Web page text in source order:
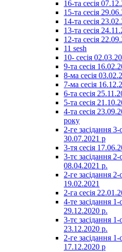
16-та сесія
15-та сесія
14-та сесія
13-та сесія
12-та сесія
11 sesh
10- сесія
9-та сесія
8-ма сесія
7-ма сесія
6-та сесія
5-та сесія
4-та сесія
року
2-ге засідання 3-
30.07.2021 р
3-тя сесія
3-тє засідання 2-
08.04.2021 р.
2-ге засідання 2-
19.02.2021
2-га сесія
4-те засідання 1-
29.12.2020 р.
3-тє засідання 1-
23.12.2020 р.
2-ге засідання 1-
17.12.2020 р